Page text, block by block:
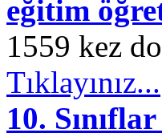
eğitim
1559 kez
Tıklayınız...
10.